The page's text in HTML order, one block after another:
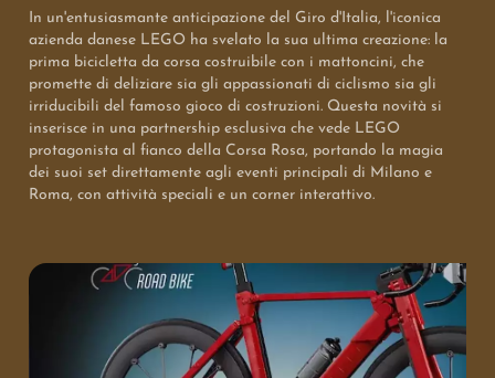
In un'entusiasmante anticipazione del Giro d'Italia, l'iconica
azienda danese LEGO ha svelato la sua ultima creazione: la
prima bicicletta da corsa costruibile con i mattoncini, che
promette di deliziare sia gli appassionati di ciclismo sia gli
irriducibili del famoso gioco di costruzioni. Questa novità si
inserisce in una partnership esclusiva che vede LEGO
protagonista al fianco della Corsa Rosa, portando la magia
dei suoi set direttamente agli eventi principali di Milano e
Roma, con attività speciali e un corner interattivo.